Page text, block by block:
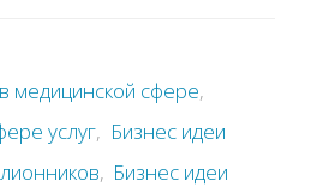
медицинской сфере,
услуг, Бизнес идеи
, Бизнес идеи